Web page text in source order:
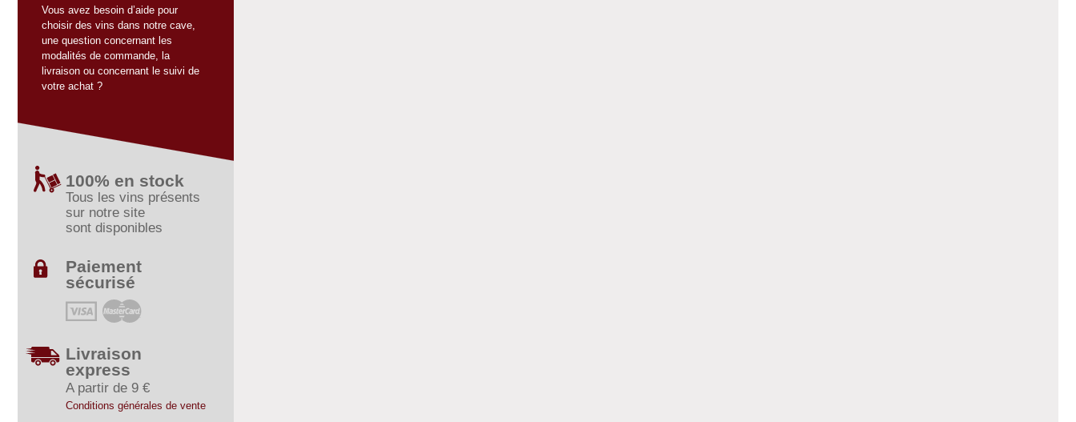
Vous avez besoin d’aide pour
choisir des vins dans notre cave,
une question concernant les
modalités de commande, la
livraison ou concernant le suivi de
votre achat ?
100% en stock
Tous les vins présents
sur notre site
sont disponibles
Paiement
sécurisé
Livraison
express
A partir de 9 €
Conditions générales de vente